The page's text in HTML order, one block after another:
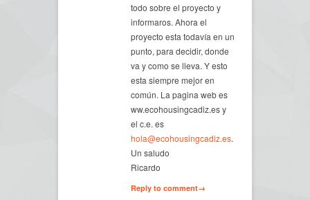
todo sobre el proyecto y
informaros. Ahora el
proyecto esta todavía en un
punto, para decidir, donde
va y como se lleva. Y esto
esta siempre mejor en
común. La pagina web es
ww.ecohousingcadiz.es y
el c.e. es
hola@ecohousingcadiz.es.
Un saludo
Ricardo
Reply to comment→